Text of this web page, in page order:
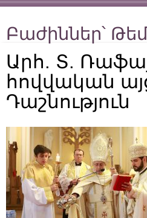
Բաժիններ՝
Արհ. Տ.
հովվական
Դաշնություն